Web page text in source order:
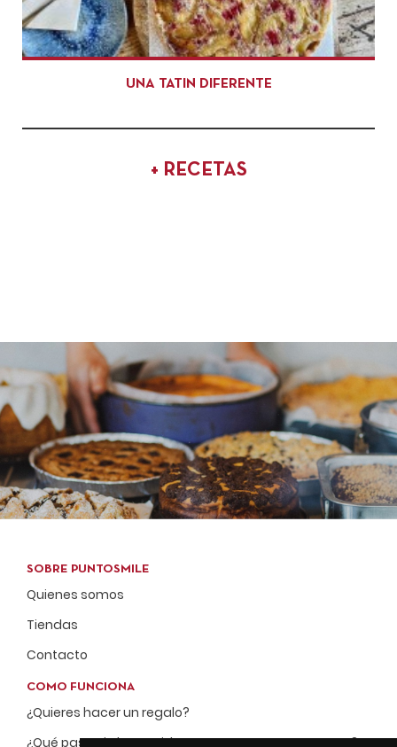
UNA TATIN DIFERENTE
+ RECETAS
SOBRE PUNTOSMILE
Quienes somos
Tiendas
Contacto
COMO FUNCIONA
¿Quieres hacer un regalo?
¿Qué pasa si el repartidor no me encuentra en casa?